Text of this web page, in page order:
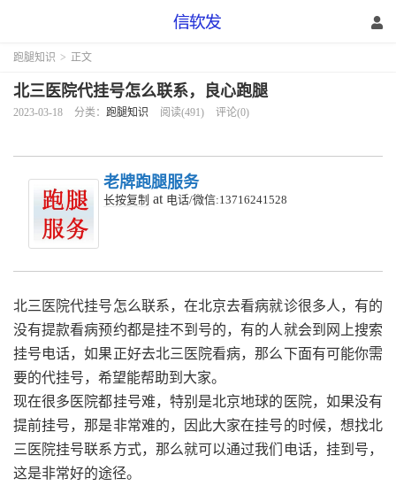
跑腿知识 > 正文
北三医院代挂号怎么联系，良心跑腿
2023-03-18 分类： 跑腿知识 阅读(491) 评论(0)
老牌跑腿服务
长按复制 at 电话/微信:13716241528
北三医院代挂号怎么联系，在北京去看病就诊很多人，有的
没有提款看病预约都是挂不到号的，有的人就会到网上搜索
挂号电话，如果正好去北三医院看病，那么下面有可能你需
要的代挂号，希望能帮助到大家。
现在很多医院都挂号难，特别是北京地球的医院，如果没有
提前挂号，那是非常难的，因此大家在挂号的时候，想找北
三医院挂号联系方式，那么就可以通过我们电话，挂到号，
这是非常好的途径。